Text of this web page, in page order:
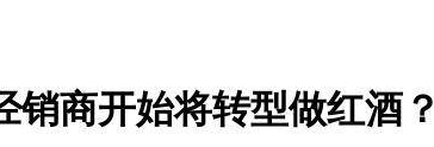
销商开始将转型做红酒？